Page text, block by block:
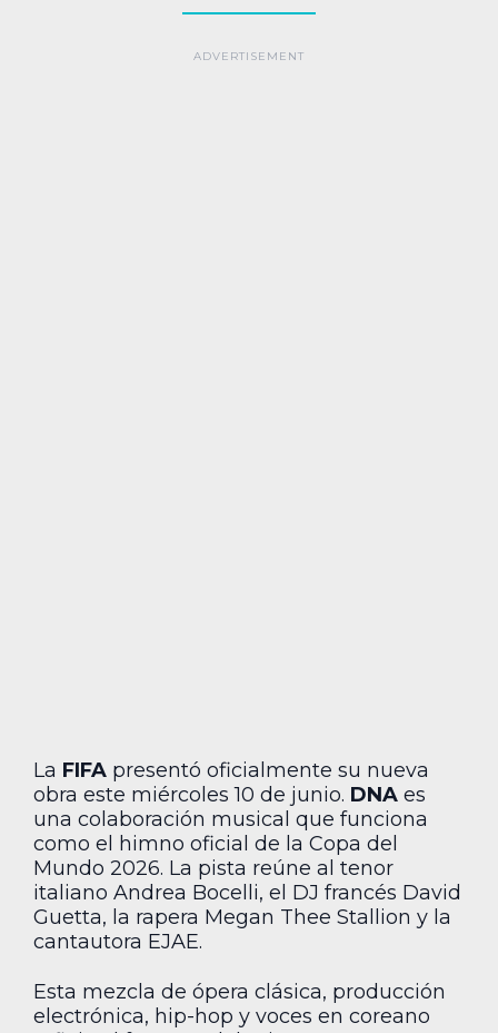
La FIFA presentó oficialmente su nueva
obra este miércoles 10 de junio. DNA es
una colaboración musical que funciona
como el himno oficial de la Copa del
Mundo 2026. La pista reúne al tenor
italiano Andrea Bocelli, el DJ francés David
Guetta, la rapera Megan Thee Stallion y la
cantautora EJAE.
Esta mezcla de ópera clásica, producción
electrónica, hip-hop y voces en coreano